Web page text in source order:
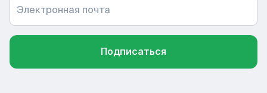
Электронная почта
Подписаться